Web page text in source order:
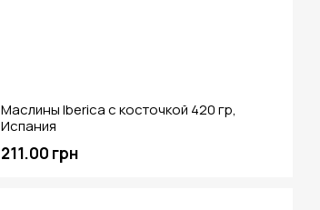
Маслины Iberica c косточкой 420 гр,
Испания
211.00 грн